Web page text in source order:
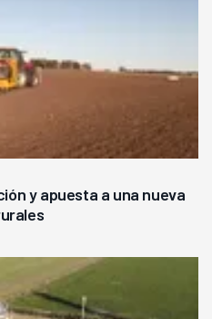
y apuesta a una nueva